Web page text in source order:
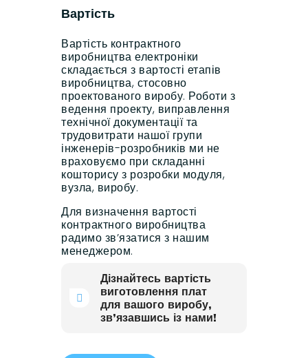
Вартість
Вартість контрактного
виробництва електроніки
складається з вартості етапів
виробництва, стосовно
проектованого виробу. Роботи з
ведення проекту, виправлення
технічної документації та
трудовитрати нашої групи
інженерів-розробників ми не
враховуємо при складанні
кошторису з розробки модуля,
вузла, виробу.
Для визначення вартості
контрактного виробництва
радимо зв’язатися з нашим
менеджером.
Дізнайтесь вартість
виготовлення плат
для вашого виробу,
зв’язавшись із нами!